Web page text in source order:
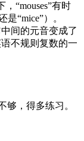
“mouses”有时
“mice”）。
中间的元音变成了
不规则复数的一
够，得多练习。